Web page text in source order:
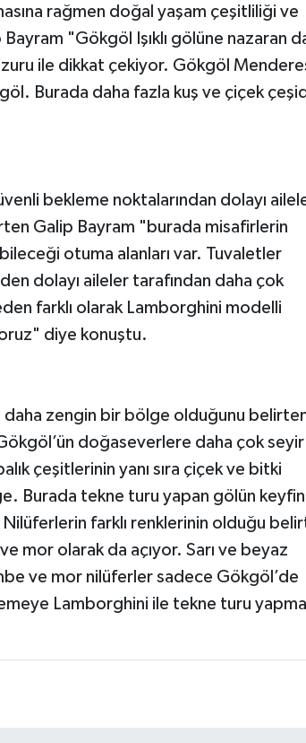
rağmen doğal yaşam çeşitliliği ve
"Gökgöl Işıklı gölüne nazaran
ile dikkat çekiyor. Gökgöl
Burada daha fazla kuş ve çiçek
bekleme noktalarından dolayı
Galip Bayram "burada misafirlerin
otuma alanları var. Tuvaletler
dolayı aileler tarafından daha çok
farklı olarak Lamborghini modelli
diye konuştu.
daha zengin bir bölge olduğunu
doğaseverlere daha çok seyir
çeşitlerinin yanı sıra çiçek ve bitki
Burada tekne turu yapan gölün
farklı renklerinin olduğu
mor olarak da açıyor. Sarı ve beyaz
ve mor nilüferler sadece Gökgöl’de
Lamborghini ile tekne turu